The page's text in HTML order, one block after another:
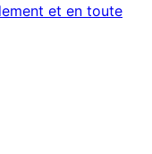
et en toute